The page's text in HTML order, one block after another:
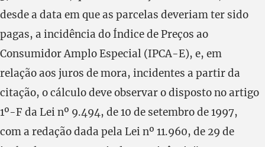
desde a data em que as parcelas deveriam ter sido
pagas, a incidência do Índice de Preços ao
Consumidor Amplo Especial (IPCA-E), e, em
relação aos juros de mora, incidentes a partir da
citação, o cálculo deve observar o disposto no artigo
1º-F da Lei nº 9.494, de 10 de setembro de 1997,
com a redação dada pela Lei nº 11.960, de 29 de